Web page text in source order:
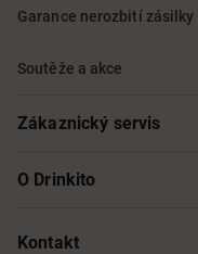
Garance nerozbití zásilky
Soutěže a akce
Zákaznický servis
Sledování objednávky
O Drinkito
O nás
Kontakt